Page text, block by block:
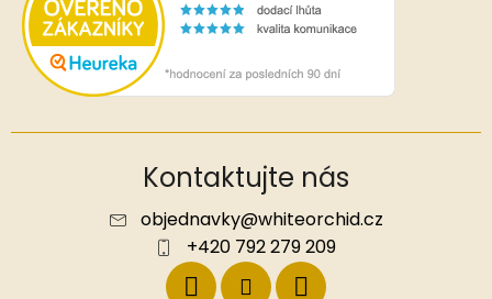
Kontaktujte nás
objednavky@whiteorchid.cz
+420 792 279 209